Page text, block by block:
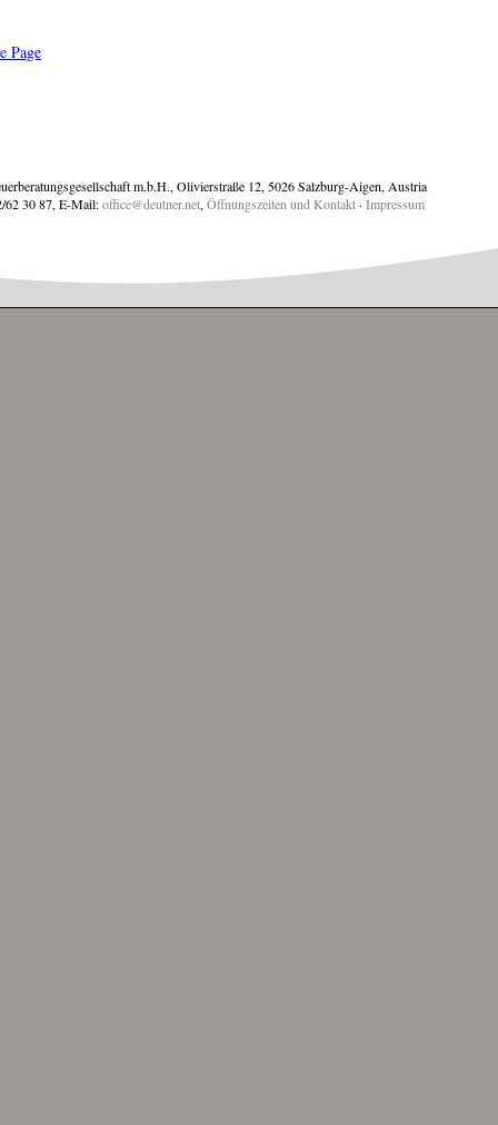
Page
m.b.H., Olivierstraße 12, 5026 Salzburg-Aigen, Austria
62 30 87, E-Mail:office@deutner.net, Öffnungszeiten und Kontakt · Impressum